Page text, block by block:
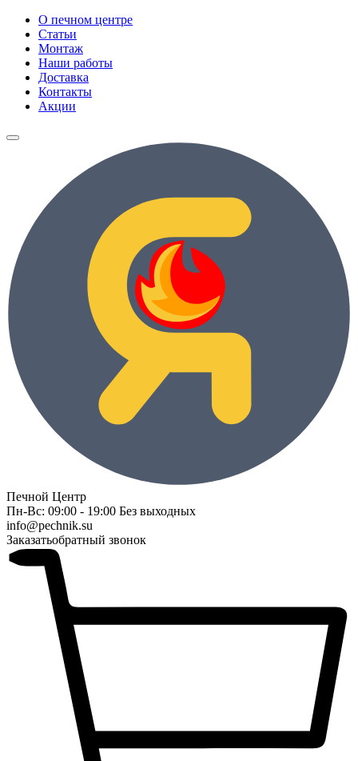
О печном центре
Статьи
Монтаж
Наши работы
Доставка
Контакты
Акции
Печной Центр
Пн-Вс: 09:00 - 19:00 Без выходных
info@pechnik.su
Заказатьобратный звонок